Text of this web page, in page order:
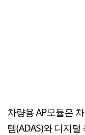
차량용 AP모듈은
템(ADAS)와 디지